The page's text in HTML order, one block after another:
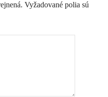
Vyžadované polia sú